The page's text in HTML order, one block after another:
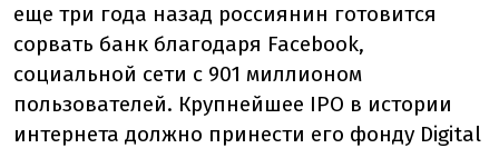
еще три года назад россиянин готовится
сорвать банк благодаря Facebook,
социальной сети с 901 миллионом
пользователей. Крупнейшее IPO в истории
интернета должно принести его фонду Digital